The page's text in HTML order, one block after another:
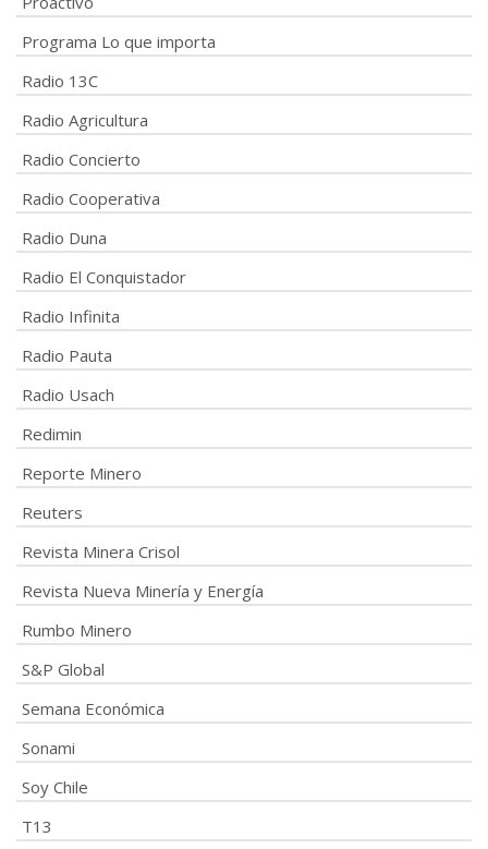
Programa Lo que importa
Radio 13C
Radio Agricultura
Radio Concierto
Radio Cooperativa
Radio Duna
Radio El Conquistador
Radio Infinita
Radio Pauta
Radio Usach
Redimin
Reporte Minero
Reuters
Revista Minera Crisol
Revista Nueva Minería y Energía
Rumbo Minero
S&P Global
Semana Económica
Sonami
Soy Chile
T13